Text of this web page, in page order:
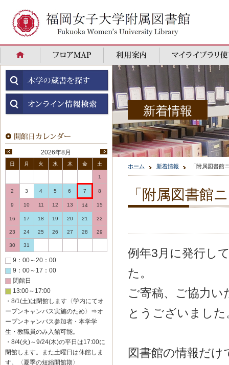
新着情報
ホーム 新着情報 「附属図書館
「附属図書館
例年3月に発行し
た。
ご寄稿、ご協力い
とうございました
図書館の情報だ
2026年8月
日 月 火 水 木 金 土
1
2 3 4 5 6 7 8
9 10 11 12 13 14 15
16 17 18 19 20 21 22
23 24 25 26 27 28 29
30 31
9：00～20：00
9：00～17：00
閉館日
13:00～17:00
・8/1(土)は閉館します〈学内にてオ
ープンキャンパス実施のため〉⇒オ
ープンキャンパス参加者・本学学
生・教職員のみ入館可能。
・8/4(火)～9/24(木)の平日は17:00に
閉館します。また土曜日は休館しま
す。〈夏季の短縮開館期〉